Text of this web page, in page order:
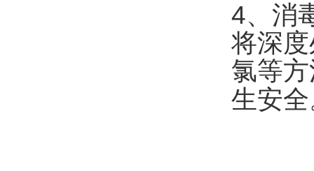
4、消
将深
氯等
生安